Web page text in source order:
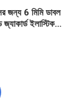
জন্য 6 মিমি ডাবল
জ্যাকার্ড ইলাস্টিক